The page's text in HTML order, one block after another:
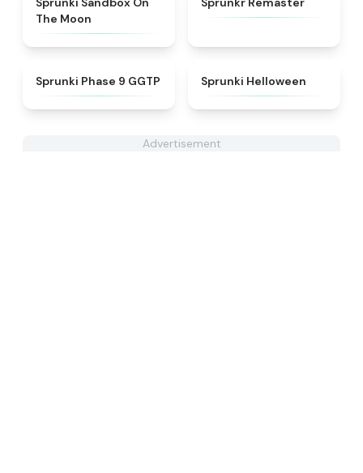
The Moon
★4.7
Sprunki Phase 9 GGTP Sprunki Helloween
Advertisement